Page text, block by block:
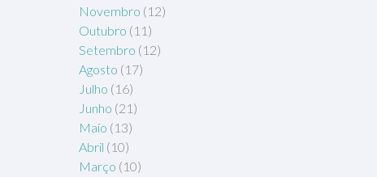
Novembro (12)
Outubro (11)
Setembro (12)
Agosto (17)
Julho (16)
Junho (21)
Maio (13)
Abril (10)
Março (10)